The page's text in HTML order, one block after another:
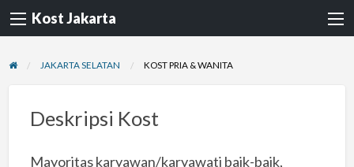
Kost Jakarta
JAKARTA SELATAN KOST PRIA & WANITA
Deskripsi Kost
Mayoritas karyawan/karyawati baik-baik,